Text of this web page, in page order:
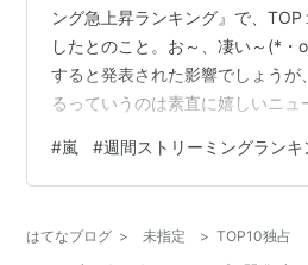
ング急上昇ランキング』で、
したとのこと。お～、凄い～(*・
すると発表された影響でしょうが
るっていうのは素直に嬉しいニュ
グ急上昇ランキングTOP１０１位
雨嵐』(２０１９年１１月３日配
位 ： 嵐 『truth』(２０１９年１０
#嵐 #週間ストリーミングランキ
はてなブログ > 未指定 > TOP10独占